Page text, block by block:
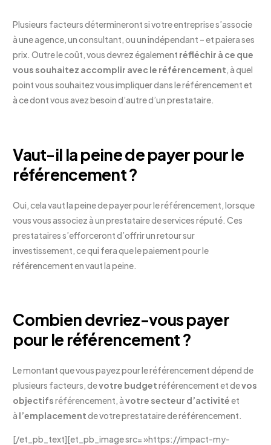
Plusieurs facteurs détermineront si votre entreprise s’associe
à une agence, un consultant, ou un indépendant – et paiera ses
prix. Outre le coût, vous devrez également réfléchir à ce que
vous souhaitez accomplir avec le référencement, à quel
point vous souhaitez vous impliquer dans le référencement et
à ce dont vous avez besoin d’autre d’un prestataire.
Vaut-il la peine de payer pour le
référencement ?
Oui, cela vaut la peine de payer pour le référencement, lorsque
vous vous associez à un prestataire de services réputé. Ces
prestataires s’efforceront d’offrir un retour sur
investissement, ce qui fera que le paiement pour le
référencement en vaut la peine.
Combien devriez-vous payer
pour le référencement ?
Le montant que vous payez pour le référencement dépend de
plusieurs facteurs, devotre budgetréférencement et devos
objectifsréférencement, àvotre secteur d’activitéet
à l’emplacementde votre prestataire de référencement.
[/et_pb_text][et_pb_image src= »https://impact-my-